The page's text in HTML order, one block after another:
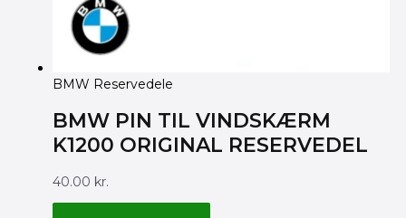
BMW Reservedele
BMW PIN TIL VINDSKÆRM
K1200 ORIGINAL RESERVEDEL
40.00 kr.
BMW ORIGINAL 46632307841